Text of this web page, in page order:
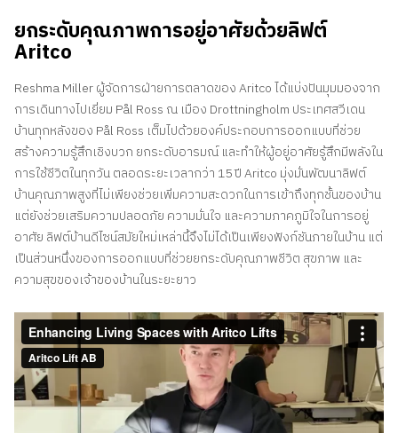
ยกระดับคุณภาพการอยู่อาศัยด้วยลิฟต์
Aritco
Reshma Millerผู้จัดการฝ่ายการตลาดของAritcoได้แบ่งปันมุมมองจาก
การเดินทางไปเยี่ยม Pål Ross ณ เมือง Drottningholm ประเทศสวีเดน
บ้านทุกหลังของ Pål Ross เต็มไปด้วยองค์ประกอบการออกแบบที่ช่วย
สร้างความรู้สึกเชิงบวก ยกระดับอารมณ์ และทำให้ผู้อยู่อาศัยรู้สึกมีพลังใน
การใช้ชีวิตในทุกวัน ตลอดระยะเวลากว่า 15 ปีAritco มุ่งมั่นพัฒนาลิฟต์
บ้านคุณภาพสูงที่ไม่เพียงช่วยเพิ่มความสะดวกในการเข้าถึงทุกชั้นของบ้าน
แต่ยังช่วยเสริมความปลอดภัย ความมั่นใจ และความภาคภูมิใจในการอยู่
อาศัย ลิฟต์บ้านดีไซน์สมัยใหม่เหล่านี้จึงไม่ได้เป็นเพียงฟังก์ชันภายในบ้าน แต่
เป็นส่วนหนึ่งของการออกแบบที่ช่วยยกระดับคุณภาพชีวิต สุขภาพ และ
ความสุขของเจ้าของบ้านในระยะยาว